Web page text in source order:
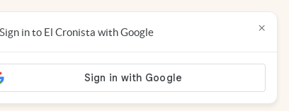
Sign in to El Cronista with Google ×